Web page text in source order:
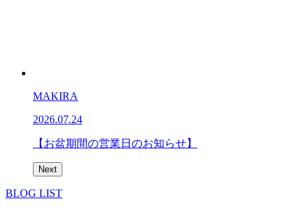
MAKIRA
2026.07.24
【お盆期間の営業日のお知らせ】
Next
BLOG LIST